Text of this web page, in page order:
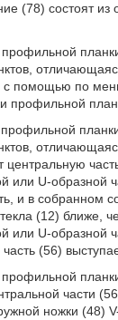
(78) состоят из
профильной
с помощью по
профильной
профильной
центральную
или U-образной
и в собранном
(12) ближе,
или U-образной
(56)
профильной
части
ножки (48)